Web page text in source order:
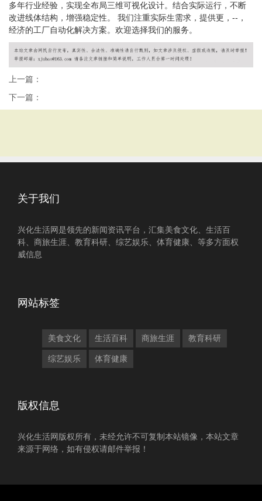
多年行业经验，实现全布局三维可视化设计。结合实际运行，不断
改进线体结构，增强稳定性。
我们注重实际生需求，提供更， -- ，
经济的工厂自动化解决方案。欢迎选择我们的服务。
上一篇：
下一篇：
关于我们
兴化生活网是领先的新闻资讯平台，汇集美食文化、生活百
科、商旅生涯、教育科研、综艺娱乐、体育健康、等多方面权
威信息
网站标签
美食文化 生活百科 商旅生涯 教育科研
综艺娱乐 体育健康
版权信息
兴化生活网版权所有，未经允许不可复制本站镜像，本站文章
来源于网络，如有侵权请邮件举报！